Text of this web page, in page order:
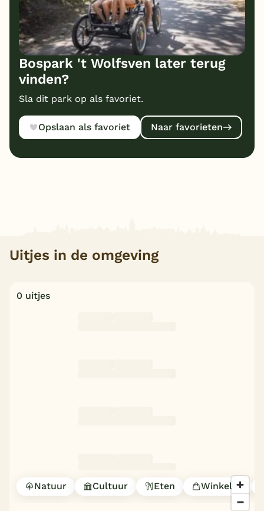
Bospark 't Wolfsven later terug
vinden?
Sla dit park op als favoriet.
Opslaan als favoriet Naar favorieten
Uitjes in de omgeving
0 uitjes
Natuur Cultuur Eten Winkelen